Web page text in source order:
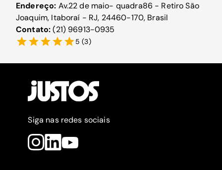
Endereço: Av.22 de maio- quadra86 - Retiro São
Joaquim, Itaboraí - RJ, 24460-170, Brasil
Contato:(21) 96913-0935
5 (3)
Siga nas redes sociais